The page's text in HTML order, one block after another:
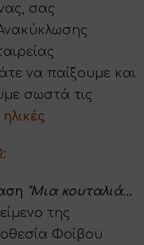
σας
να παίξουμε και
σωστά τις
"Μια κουταλιά...
της
Φοίβου